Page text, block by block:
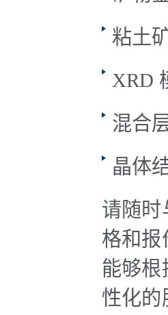
粘土
XRD
混合
晶体
请随时
格和报
能够根
性化的